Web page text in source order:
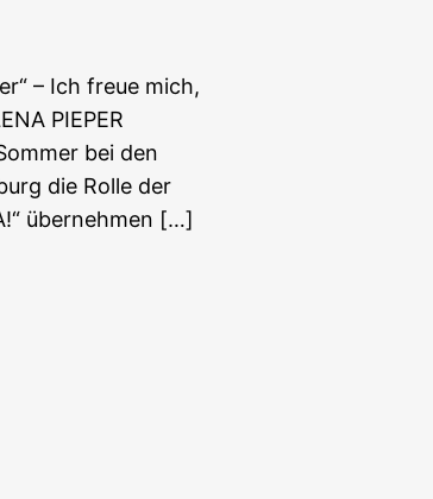
– Ich freue mich,
PIEPER
bei den
die Rolle der
übernehmen […]